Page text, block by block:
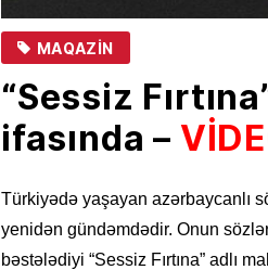
MAQAZIN
“Sessiz
ifasında –
Türkiyədə yaşayan azərbaycanlı
yenidən gündəmdədir. Onun
bəstələdiyi “Sessiz Fırtına” adlı